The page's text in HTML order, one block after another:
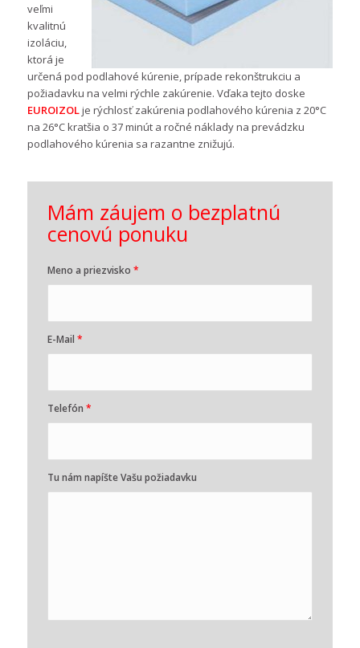
veľmi
kvalitnú
izoláciu,
ktorá je
určená pod podlahové kúrenie, prípade rekonštrukciu a
požiadavku na velmi rýchle zakúrenie. Vďaka tejto doske
EUROIZOLje rýchlosť zakúrenia podlahového kúrenia z 20°C
na 26°C kratšia o 37 minút a ročné náklady na prevádzku
podlahového kúrenia sa razantne znižujú.
Mám záujem o bezplatnú
cenovú ponuku
Meno a priezvisko *
E-Mail *
Telefón *
Tu nám napíšte Vašu požiadavku